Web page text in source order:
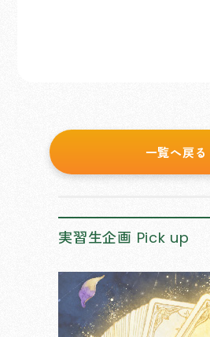
一覧へ戻る
実習生企画 Pick up